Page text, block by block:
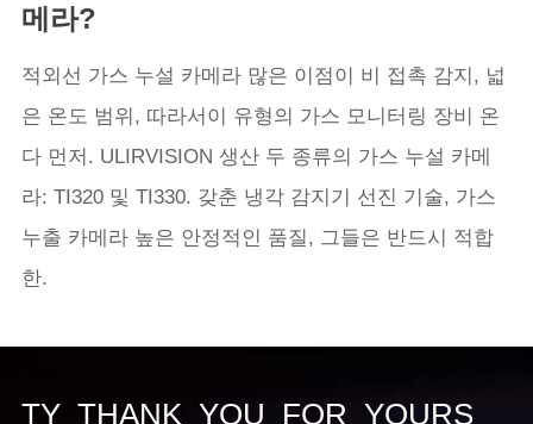
메라?
적외선 가스 누설 카메라 많은 이점이 비 접촉 감지, 넓
은 온도 범위, 따라서이 유형의 가스 모니터링 장비 온
다 먼저. ULIRVISION 생산 두 종류의 가스 누설 카메
라: TI320 및 TI330. 갖춘 냉각 감지기 선진 기술, 가스
누출 카메라 높은 안정적인 품질, 그들은 반드시 적합
한.
TY_THANK_YOU_FOR_YOURS